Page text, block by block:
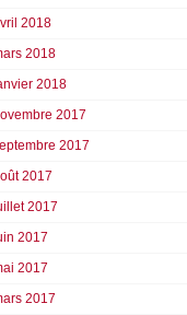
2018
2018
2018
2017
2017
2017
2017
2017
2017
2017